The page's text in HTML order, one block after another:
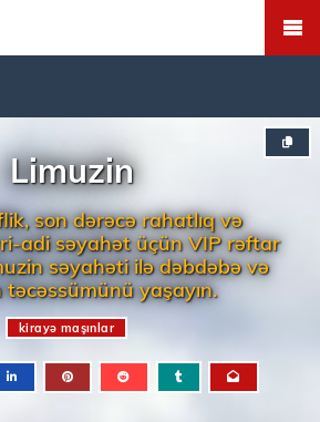
Limuzin
son dərəcə rahatlıq və
adi səyahət üçün VIP rəftar
səyahəti ilə dəbdəbə və
təcəssümünü yaşayın.
kirayə maşınlar